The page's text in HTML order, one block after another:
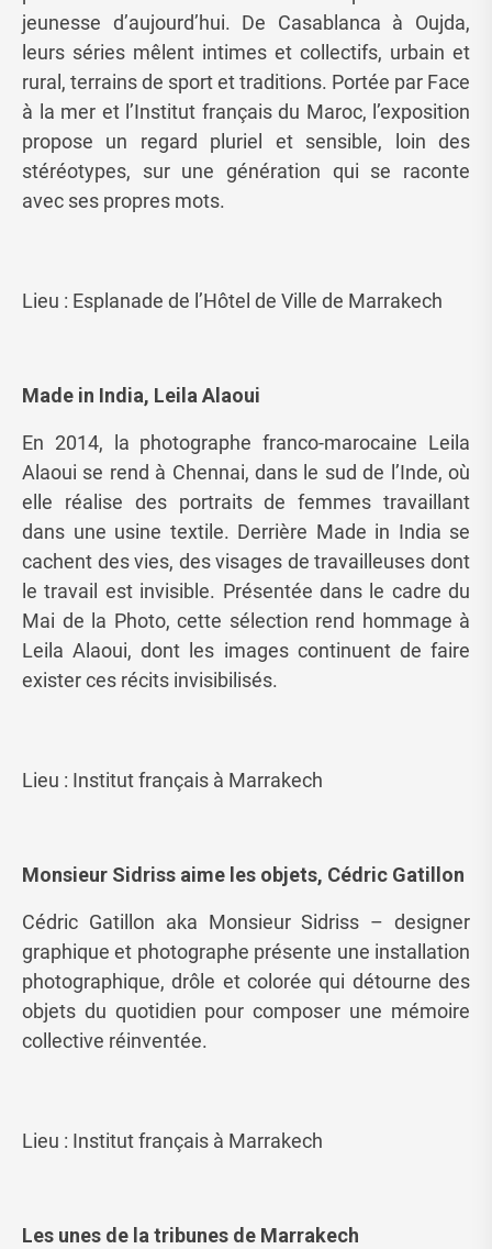
jeunesse d’aujourd’hui. De Casablanca à Oujda,
leurs séries mêlent intimes et collectifs, urbain et
rural, terrains de sport et traditions. Portée par Face
à la mer et l’Institut français du Maroc, l’exposition
propose un regard pluriel et sensible, loin des
stéréotypes, sur une génération qui se raconte
avec ses propres mots.
Lieu : Esplanade de l’Hôtel de Ville de Marrakech
Made in India, Leila Alaoui
En 2014, la photographe franco-marocaine Leila
Alaoui se rend à Chennai, dans le sud de l’Inde, où
elle réalise des portraits de femmes travaillant
dans une usine textile. Derrière Made in India se
cachent des vies, des visages de travailleuses dont
le travail est invisible. Présentée dans le cadre du
Mai de la Photo, cette sélection rend hommage à
Leila Alaoui, dont les images continuent de faire
exister ces récits invisibilisés.
Lieu : Institut français à Marrakech
Monsieur Sidriss aime les objets, Cédric Gatillon
Cédric Gatillon aka Monsieur Sidriss – designer
graphique et photographe présente une installation
photographique, drôle et colorée qui détourne des
objets du quotidien pour composer une mémoire
collective réinventée.
Lieu : Institut français à Marrakech
Les unes de la tribunes de Marrakech